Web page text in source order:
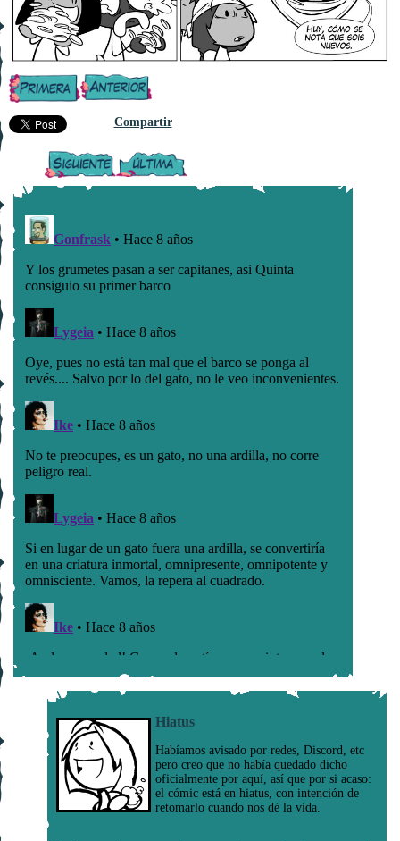
Compartir
Hiatus
Habíamos avisado por redes, Discord, etc
pero creo que no había quedado dicho
oficialmente por aquí, así que por si acaso:
el cómic está en hiatus, con intención de
retomarlo cuando nos dé la vida.